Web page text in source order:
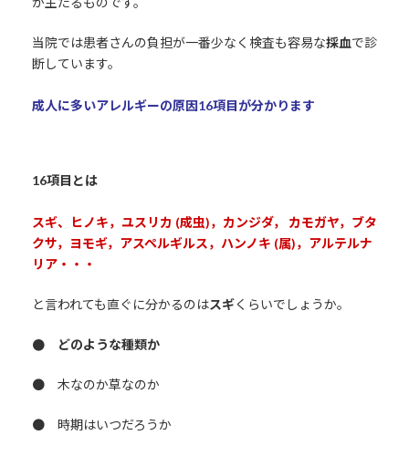
当院では患者さんの負担が一番少なく検査も容易な採血で診
断しています。
成人に多いアレルギーの原因16項目が分かります
16項目とは
スギ、ヒノキ，ユスリカ (成虫)，カンジダ， カモガヤ，ブタ
クサ，ヨモギ，アスペルギルス，ハンノキ (属)，アルテルナ
リア・・・
と言われても直ぐに分かるのはスギくらいでしょうか。
● どのような種類か
● 木なのか草なのか
● 時期はいつだろうか